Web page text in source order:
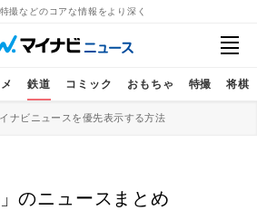
撮などのコアな情報をより深く
鉄道 コミック おもちゃ 特撮 将棋
ナビニュースを優先表示する方法
のニュースまとめ